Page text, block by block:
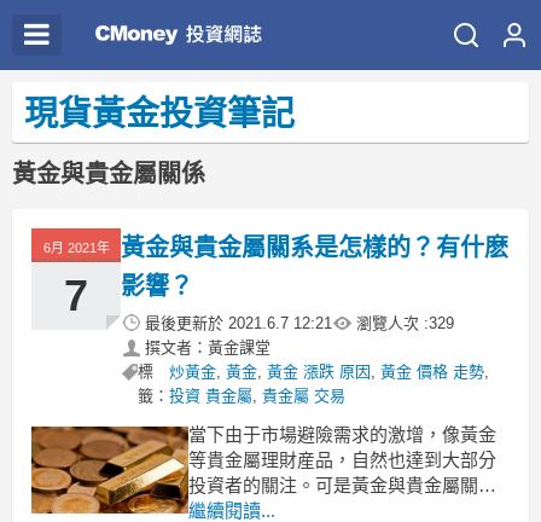
現貨黃金投資筆記
黃金與貴金屬關係
6月 2021年
7
黃金與貴金屬關系是怎樣的？有什麽
影響？
最後更新於 2021.6.7 12:21 瀏覽人次 :329
撰文者：黃金課堂
標
籤：
炒黃金,黃金,黃金 漲跌 原因 ,黃金 價格 走勢,
投資 貴金屬,貴金屬 交易
當下由于市場避險需求的激增，像黃金
等貴金屬理財産品，自然也達到大部分
投資者的關注。可是黃金與貴金屬關系
是怎樣的？兩者之間有關聯或影響嗎？
繼續閱讀...